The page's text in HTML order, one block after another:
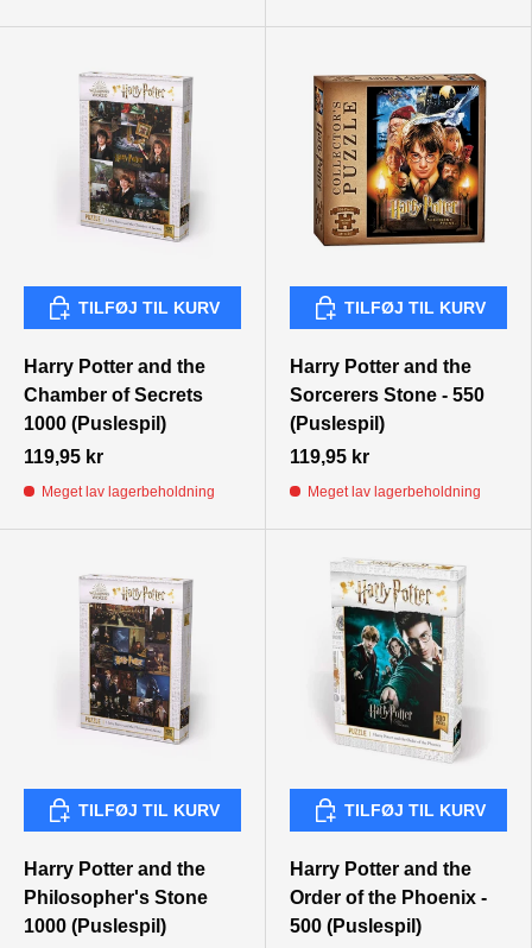
TILFØJ TIL KURV
TILFØJ TIL KURV
Harry Potter and the
Chamber of Secrets
1000 (Puslespil)
119,95 kr
Meget lav lagerbeholdning
TILFØJ TIL KURV
TILFØJ TIL KURV
Harry Potter and the
Sorcerers Stone - 550
(Puslespil)
119,95 kr
Meget lav lagerbeholdning
TILFØJ TIL KURV
TILFØJ TIL KURV
Harry Potter and the
Philosopher's Stone
1000 (Puslespil)
TILFØJ TIL KURV
TILFØJ TIL KURV
Harry Potter and the
Order of the Phoenix -
500 (Puslespil)